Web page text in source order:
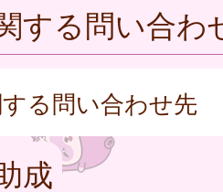
する問い合わ
る問い合わせ先
成